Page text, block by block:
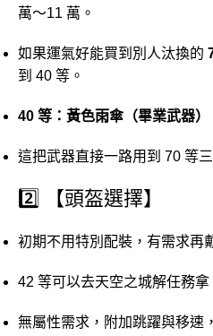
萬～11 萬。
如果運氣好能買到 別人汰換的
到 40 等。
40 等： 黃色雨傘（畢業武器）
這把武器直接一路用到 70 等三
2️⃣ 【頭盔選擇】
初期不用特別 配裝， 有需求再
42 等可以去天空之城解任務拿
無屬性需求， 附加跳躍與移速，